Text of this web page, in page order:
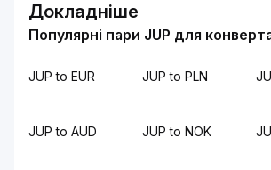
Докладніше
Популярні пари JUP для
JUP to EUR JUP to PLN
JUP to AUD JUP to NOK